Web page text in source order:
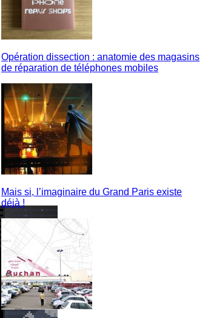
Opération dissection : anatomie des magasins
de réparation de téléphones mobiles
Mais si, l’imaginaire du Grand Paris existe
déjà !